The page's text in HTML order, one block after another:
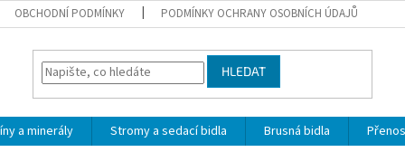
OBCHODNÍ PODMÍNKY PODMÍNKY OCHRANY OSOBNÍCH ÚDAJŮ
HLEDAT
a minerály Stromy a sedací bidla Brusná bidla